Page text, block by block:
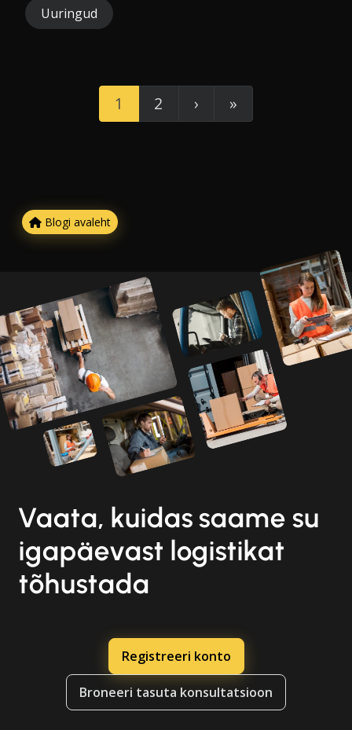
Uuringud
1 2 › »
Blogi avaleht
Vaata, kuidas saame su
igapäevast logistikat
tõhustada
Registreeri konto
Broneeri tasuta konsultatsioon